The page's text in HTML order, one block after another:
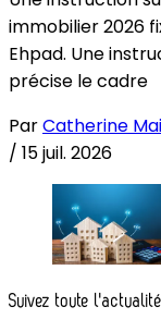
immobilier 2026
Ehpad. Une
précise le cadre
ParCatherine
/ 15 juil. 2026
Suivez toute